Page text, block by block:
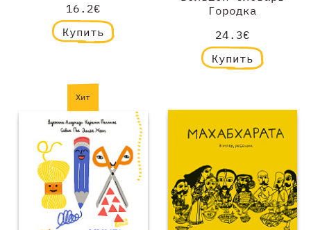
Городка
24.3€
Купить
16.2€
Купить
Хит